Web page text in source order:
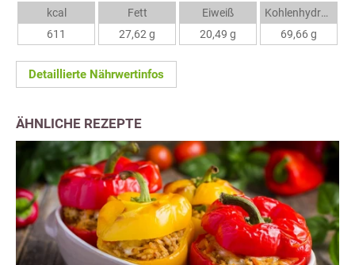
kcal
611
Fett
27,62 g
Eiweiß
20,49 g
Kohlenhydrate
69,66 g
Detaillierte Nährwertinfos
ÄHNLICHE REZEPTE